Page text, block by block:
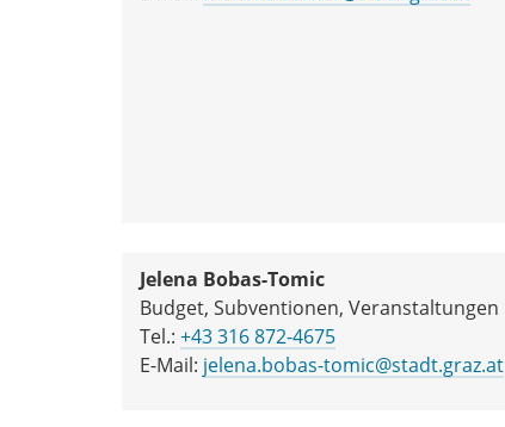
Jelena Bobas-Tomic
Budget, Subventionen, Veranstaltungen
Tel.: +43 316 872-4675
E-Mail: jelena.bobas-tomic@stadt.graz.at